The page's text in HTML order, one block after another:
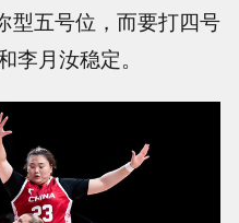
型五号位，而要打四号
李月汝稳定。